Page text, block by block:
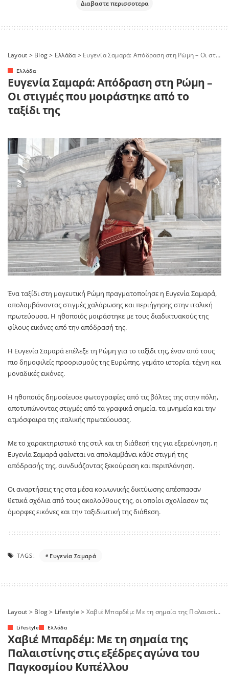
Διαβαστε περισσοτερα
Layout > Blog> Ελλάδα> Ευγενία Σαμαρά: Απόδραση στη Ρώμη – Οι στιγμές που μοιράστηκε από το ταξίδι της
Ελλάδα
Ευγενία Σαμαρά: Απόδραση στη Ρώμη –
Οι στιγμές που μοιράστηκε από το
ταξίδι της
Ένα ταξίδι στη μαγευτική Ρώμη πραγματοποίησε η Ευγενία Σαμαρά,
απολαμβάνοντας στιγμές χαλάρωσης και περιήγησης στην ιταλική
πρωτεύουσα. Η ηθοποιός μοιράστηκε με τους διαδικτυακούς της
φίλους εικόνες από την απόδρασή της.
Η Ευγενία Σαμαράεπέλεξε τη Ρώμη για το ταξίδι της, έναν από τους
πιο δημοφιλείς προορισμούς της Ευρώπης, γεμάτο ιστορία, τέχνη και
μοναδικές εικόνες.
Η ηθοποιός δημοσίευσε φωτογραφίες από τις βόλτες της στην πόλη,
αποτυπώνοντας στιγμές από τα γραφικά σημεία, τα μνημεία και την
ατμόσφαιρα της ιταλικής πρωτεύουσας.
Με το χαρακτηριστικό της στιλ και τη διάθεσή της για εξερεύνηση, η
Ευγενία Σαμαράφαίνεται να απολαμβάνει κάθε στιγμή της
απόδρασής της, συνδυάζοντας ξεκούραση και περιπλάνηση.
Οι αναρτήσεις της στα μέσα κοινωνικής δικτύωσης απέσπασαν
θετικά σχόλια από τους ακολούθους της, οι οποίοι σχολίασαν τις
όμορφες εικόνες και την ταξιδιωτική της διάθεση.
TAGS: Ευγενία Σαμαρά
Layout > Blog> Lifestyle > Χαβιέ Μπαρδέμ: Με τη σημαία της Παλαιστίνης στις εξέδρες αγώνα του Παγκοσμίου Κυπέλλου
Lifestyle Ελλάδα
Χαβιέ Μπαρδέμ: Με τη σημαία της
Παλαιστίνης στις εξέδρες αγώνα του
Παγκοσμίου Κυπέλλου